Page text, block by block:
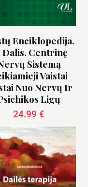
Enciklopedija.
Centrinę
Sistemą
Vaistai
Nuo Nervų Ir
Ligų
24.99 €